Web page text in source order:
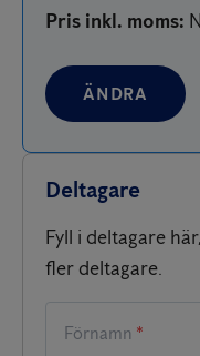
Pris inkl. moms:
ÄNDRA
Deltagare
Fyll i deltagare
fler deltagare.
*